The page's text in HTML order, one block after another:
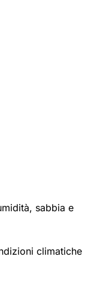
sabbia e
climatiche